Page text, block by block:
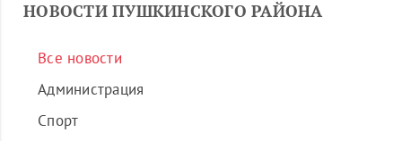
НОВОСТИ ПУШКИНСКОГО РАЙОНА
Все новости
Администрация
Спорт